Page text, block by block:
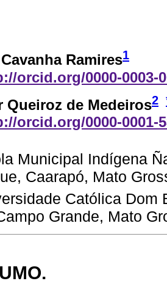
Ramires1
orcid.org/0000-0003-
Queiroz de Medeiros2
orcid.org/0000-0001-
Municipal Indígena
Caarapó, Mato
Católica Dom
Grande, Mato